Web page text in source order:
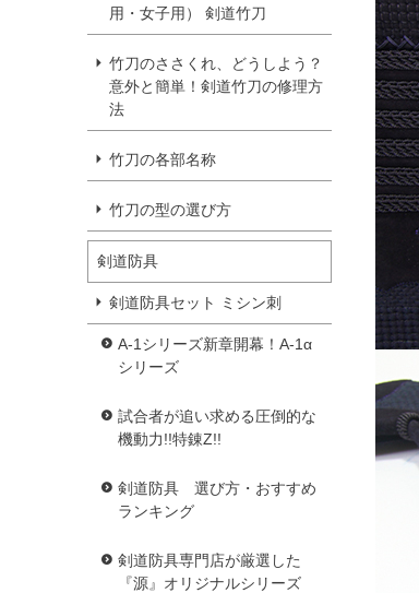
用・女子用） 剣道竹刀
竹刀のささくれ、どうしよう？
意外と簡単！剣道竹刀の修理方
法
竹刀の各部名称
竹刀の型の選び方
剣道防具
剣道防具セット ミシン刺
A-1シリーズ新章開幕！A-1α
シリーズ
試合者が追い求める圧倒的な
機動力!!特錬Z!!
剣道防具 選び方・おすすめ
ランキング
剣道防具専門店が厳選した
『源』オリジナルシリーズ